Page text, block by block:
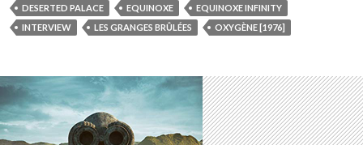
DESERTED PALACE EQUINOXE
EQUINOXE INFINITY
INTERVIEW
LES GRANGES BRÛLÉES OXYGÈNE [1976]